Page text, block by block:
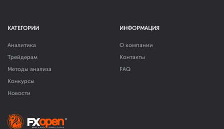
КАТЕГОРИИ
Аналитика
Трейдерам
Методы анализа
Конкурсы
Новости
ИНФОРМАЦИЯ
О компании
Контакты
FAQ